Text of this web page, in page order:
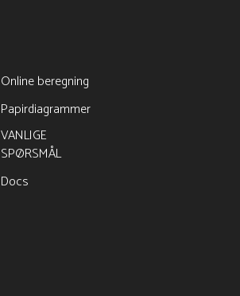
Online beregning
Papirdiagrammer
VANLIGE
SPØRSMÅL
Docs